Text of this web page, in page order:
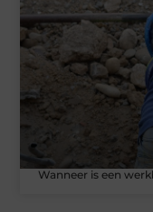
Wanneer is een